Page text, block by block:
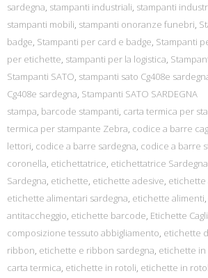
sardegna, stampanti industriali, stampanti
stampanti mobili, stampanti onoranze funebri,
badge, Stampanti per card e badge, Stampanti
per etichette, stampanti per la logistica,
Stampanti SATO, stampanti sato Cg408e
Cg408e sardegna, Stampanti SATO SARDEGNA
stampa, barcode stampanti, carta termica per
termica per stampante Zebra, codice a barre
lettori, codice a barre sardegna, codice a barre
coronella, etichettatrice, etichettatrice Sardegna
Sardegna, etichette, etichette adesive, etichette
etichette alimentari sardegna, etichette alimenti,
antitaccheggio, etichette barcode, Etichette
composizione tessuto abbigliamento, etichette
ribbon, etichette e ribbon sardegna, etichette in
carta termica, etichette in rotoli, etichette in